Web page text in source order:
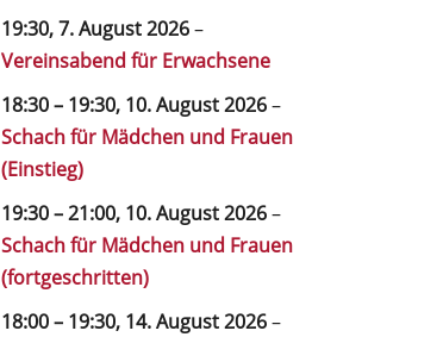
19:30,7. August 2026–
Vereinsabend für Erwachsene
18:30– 19:30, 10. August 2026–
Schach für Mädchen und Frauen
(Einstieg)
19:30–21:00, 10. August 2026–
Schach für Mädchen und Frauen
(fortgeschritten)
18:00– 19:30, 14. August 2026–